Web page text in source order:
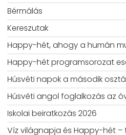
Bérmálás
Kereszutak
Happy-hét, ahogy a humán
Happy-hét programsorozat
Húsvéti napok a második
Húsvéti angol foglalkozás az
Iskolai beiratkozás 2026
Víz világnapja és Happy-hét –